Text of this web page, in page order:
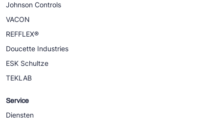
Johnson Controls
VACON
REFFLEX®
Doucette Industries
ESK Schultze
TEKLAB
Service
Diensten